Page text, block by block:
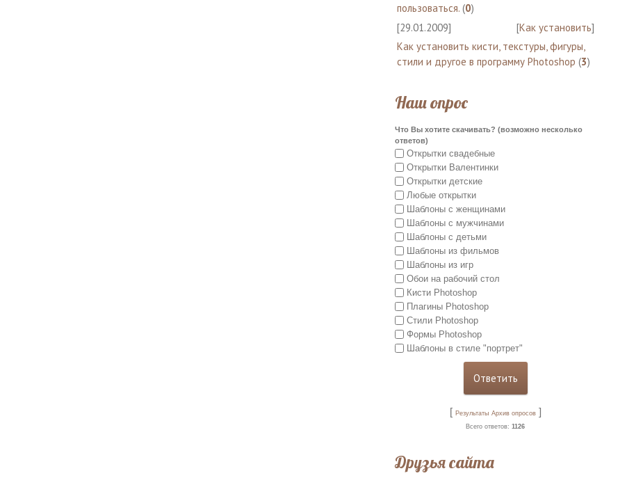
пользоваться. (0)
[29.01.2009]
[Как установить]
Как установить кисти, текстуры, фигуры,
стили и другое в программу Photoshop (3)
Наш опрос
Что Вы хотите скачивать? (возможно несколько
ответов)
Открытки свадебные
Открытки Валентинки
Открытки детские
Любые открытки
Шаблоны с женщинами
Шаблоны с мужчинами
Шаблоны с детьми
Шаблоны из фильмов
Шаблоны из игр
Обои на рабочий стол
Кисти Photoshop
Плагины Photoshop
Стили Photoshop
Формы Photoshop
Шаблоны в стиле "портрет"
[ Результаты Архив опросов]
Всего ответов:1126
Друзья сайта